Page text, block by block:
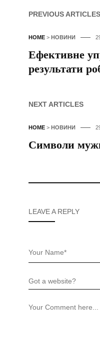
PREVIOUS ARTICLES
HOME> НОВИНИ
Ефективне
результати
NEXT ARTICLES
HOME> НОВИНИ
Символи
LEAVE A REPLY